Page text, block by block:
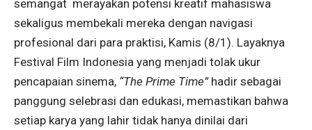
semangat merayakan potensi kreatif mahasiswa
sekaligus membekali mereka dengan navigasi
profesional dari para praktisi, Kamis (8/1). Layaknya
Festival Film Indonesia yang menjadi tolak ukur
pencapaian sinema, “The Prime Time”hadir sebagai
panggung selebrasi dan edukasi, memastikan bahwa
setiap karya yang lahir tidak hanya dinilai dari